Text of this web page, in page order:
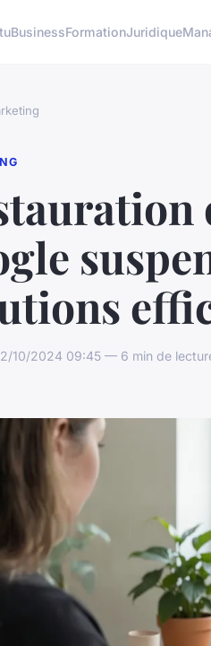
BusinessFormationJuridique
10/2024 09:45 — 6 min de